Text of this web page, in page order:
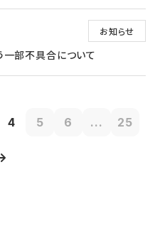
お知らせ
一部不具合について
4 5 6 ... 25